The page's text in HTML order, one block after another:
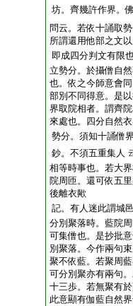
坊。齊幾許作界。
問云。若依十誦取
所謂還用他部之文
即成四分判文有限
立勢分。於攝僧自
也。依之今師意會
部別不同得意。是
界取院相者。謂齊
來處也。四分自然
勢分。須知十誦僧
鈔。不須五重集人
相等時事也。若大
院周匝。還可依五
後離衣歟
記。有人迷此謂城
分別聚落時。藍院
可集僧也。是抄批
別聚落。今作兩句
聚不依藍。若聚周
可分別聚亦有兩句
十三歩。若無聚有
此意顯有伽藍自然